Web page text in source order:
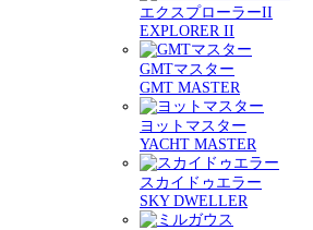
エクスプローラーII
EXPLORER II
GMTマスター
GMT MASTER
ヨットマスター
YACHT MASTER
スカイドゥエラー
SKY DWELLER